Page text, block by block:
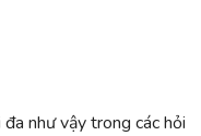
như vậy trong các hỏi